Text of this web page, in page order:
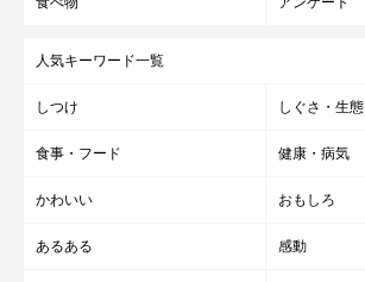
人気キーワード一覧
しつけ しぐさ・生態
食事・フード 健康・病気
かわいい おもしろ
あるある 感動